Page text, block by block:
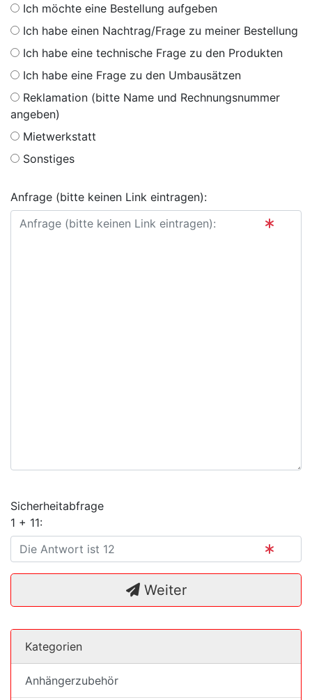
Ich möchte eine Bestellung aufgeben
Ich habe einen Nachtrag/Frage zu meiner Bestellung
Ich habe eine technische Frage zu den Produkten
Ich habe eine Frage zu den Umbausätzen
Reklamation (bitte Name und Rechnungsnummer
angeben)
Mietwerkstatt
Sonstiges
Anfrage (bitte keinen Link eintragen):
Sicherheitabfrage
1 + 11:
Weiter
Kategorien
Anhängerzubehör